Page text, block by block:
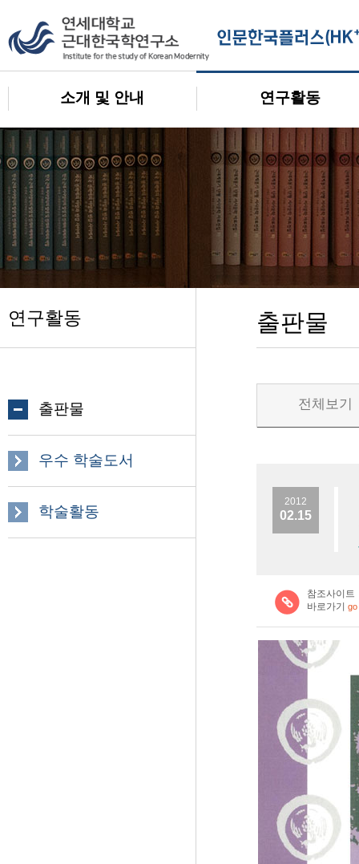
소개 및 안내 연구활동
연구활동
출판물
우수 학술도서
학술활동
출판물
전체보기
2012
02.15
참조사이트
바로가기
go